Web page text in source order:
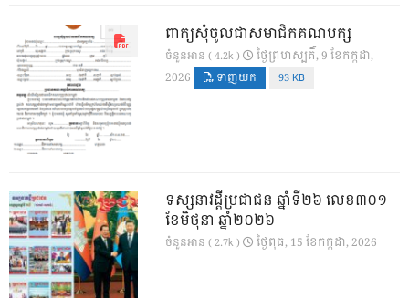
ពាក្យសុំចូលជាសមាជិកគណបក្ស
ចំនួនអាន ( 4.2k )
ថ្ងៃ​ព្រហស្បតិ៍, 9 ខែ​កក្កដា,
2026
ទាញយក 93 KB
ទស្សនាវដ្ដីប្រជាជន ឆ្នាំទី២៦ លេខ៣០១
ខែមិថុនា ឆ្នាំ២០២៦
ចំនួនអាន ( 2.7k ) ថ្ងៃ​ពុធ, 15 ខែ​កក្កដា, 2026